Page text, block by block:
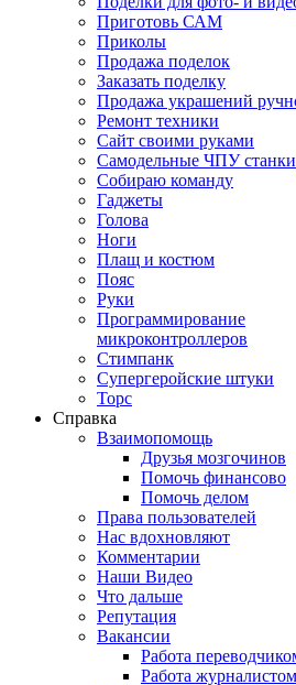
Приготовь САМ
Приколы
Продажа поделок
Заказать поделку
Продажа украшений
Ремонт техники
Сайт своими руками
Самодельные ЧПУ станки
Собираю команду
Гаджеты
Голова
Ноги
Плащ и костюм
Пояс
Руки
Программирование
микроконтроллеров
Стимпанк
Супергеройские штуки
Торс
Справка
Взаимопомощь
Друзья мозгочинов
Помочь финансово
Помочь делом
Права пользователей
Нас вдохновляют
Комментарии
Наши Видео
Что дальше
Репутация
Вакансии
Работа
Работа журналистом